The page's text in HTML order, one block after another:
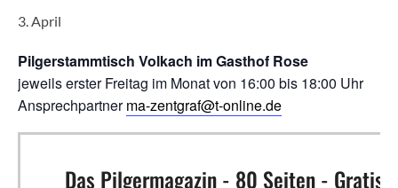
3. April
Pilgerstammtisch Volkach im Gasthof Rose
jeweils erster Freitag im Monat von 16:00 bis 18:00 Uhr
Ansprechpartnerma-zentgraf@t-online.de
Das Pilgermagazin - 80 Seiten - Gratis!